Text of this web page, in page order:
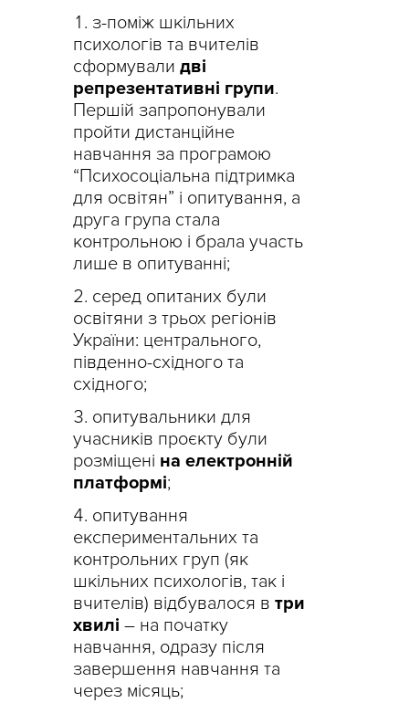
з-поміж шкільних
психологів та вчителів
сформували дві
репрезентативні групи.
Першій запропонували
пройти дистанційне
навчання за програмою
“Психосоціальна підтримка
для освітян” і опитування, а
друга група стала
контрольною і брала участь
лише в опитуванні;
серед опитаних були
освітяни з трьох регіонів
України: центрального,
південно-східного та
східного;
опитувальники для
учасників проєкту були
розміщені на електронній
платформі;
опитування
експериментальних та
контрольних груп (як
шкільних психологів, так і
вчителів) відбувалося в три
хвилі – на початку
навчання, одразу після
завершення навчання та
через місяць;